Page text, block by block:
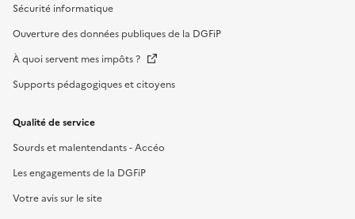
Sécurité informatique
Ouverture des données publiques de la DGFiP
À quoi servent mes impôts ?
Supports pédagogiques et citoyens
Qualité de service
Sourds et malentendants - Accéo
Les engagements de la DGFiP
Votre avis sur le site